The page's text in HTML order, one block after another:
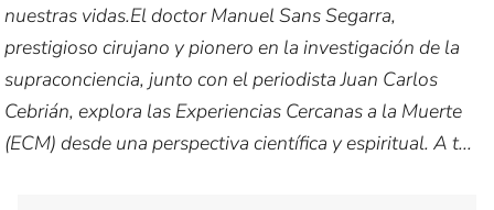
nuestras vidas.El doctor Manuel Sans Segarra,
prestigioso cirujano y pionero en la investigación de la
supraconciencia, junto con el periodista Juan Carlos
Cebrián, explora las Experiencias Cercanas a la Muerte
(ECM) desde una perspectiva científica y espiritual. A t...